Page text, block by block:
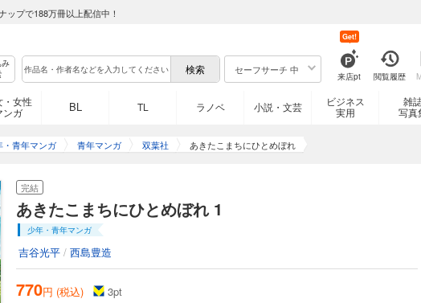
ップで188万冊以上配信中！
み
セーフサーチ 中
来店pt
Get!
閲覧履歴
・女性
ンガ
BL TL ラノベ 小説・文芸
ビジネス
実用
雑
写真
・青年マンガ 青年マンガ 双葉社 あきたこまちにひとめぼれ
完結
あきたこまちにひとめぼれ 1
少年・青年マンガ
吉谷光平 / 西島豊造
770円 (税込) 3pt